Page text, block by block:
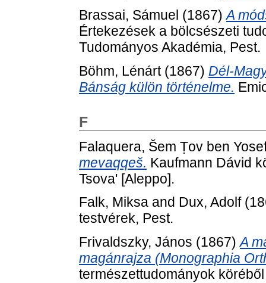
Brassai, Sámuel (1867)A
Értekezések a bölcsészeti
Tudományos Akadémia, Pest.
Böhm, Lénárt(1867) Dél-
Bánság külön történelme.
F
Falaquera, Šem Ṭov ben
mevaqqeš. Kaufmann Dávid
Tsova' [Aleppo].
Falk, Miksa and Dux, Adolf
testvérek, Pest.
Frivaldszky, János (1867)A
magánrajza (Monographia
természettudományok